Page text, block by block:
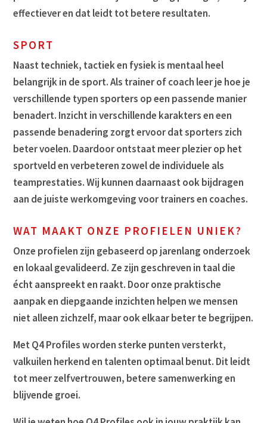
effectiever en dat leidt tot betere resultaten.
SPORT
Naast techniek, tactiek en fysiek is mentaal heel
belangrijk in de sport. Als trainer of coach leer je hoe je
verschillende typen sporters op een passende manier
benadert. Inzicht in verschillende karakters en een
passende benadering zorgt ervoor dat sporters zich
beter voelen. Daardoor ontstaat meer plezier op het
sportveld en verbeteren zowel de individuele als
teamprestaties. Wij kunnen daarnaast ook bijdragen
aan de juiste werkomgeving voor trainers en coaches.
WAT MAAKT ONZE PROFIELEN UNIEK?
Onze profielen zijn gebaseerd op jarenlang onderzoek
en lokaal gevalideerd. Ze zijn geschreven in taal die
écht aanspreekt en raakt. Door onze praktische
aanpak en diepgaande inzichten helpen we mensen
niet alleen zichzelf, maar ook elkaar beter te begrijpen.
Met Q4 Profiles worden sterke punten versterkt,
valkuilen herkend en talenten optimaal benut. Dit leidt
tot meer zelfvertrouwen, betere samenwerking en
blijvende groei.